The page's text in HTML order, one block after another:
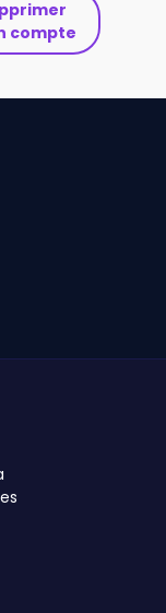
compte